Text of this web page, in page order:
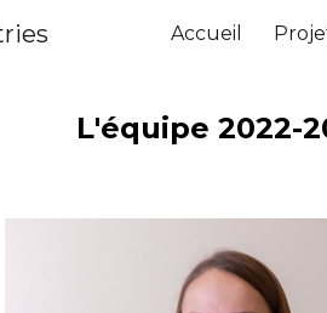
content Accueil
L'équipe 2022-